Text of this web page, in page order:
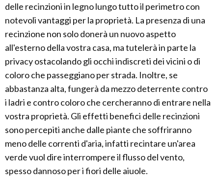
delle recinzioni in legno lungo tutto il perimetro con
notevoli vantaggi per la proprietà. La presenza di una
recinzione non solo donerà un nuovo aspetto
all'esterno della vostra casa, ma tutelerà in parte la
privacy ostacolando gli occhi indiscreti dei vicini o di
coloro che passeggiano per strada. Inoltre, se
abbastanza alta, fungerà da mezzo deterrente contro
i ladri e contro coloro che cercheranno di entrare nella
vostra proprietà. Gli effetti benefici delle recinzioni
sono percepiti anche dalle piante che soffriranno
meno delle correnti d'aria, infatti recintare un'area
verde vuol dire interrompere il flusso del vento,
spesso dannoso per i fiori delle aiuole.